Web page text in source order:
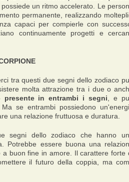
un ritmo accelerato. Le
permanente, realizzando
capaci per compierle con
continuamente progetti e
tra questi due segni dello zodiaco
molta attrazione tra i due o
presente in entrambi i segni , e
se entrambi possiedono
una relazione fruttuosa e duratura.
segni dello zodiaco che hanno
Potrebbe essere buona una
buon fine in amore. Il carattere forte
il futuro della coppia, ma